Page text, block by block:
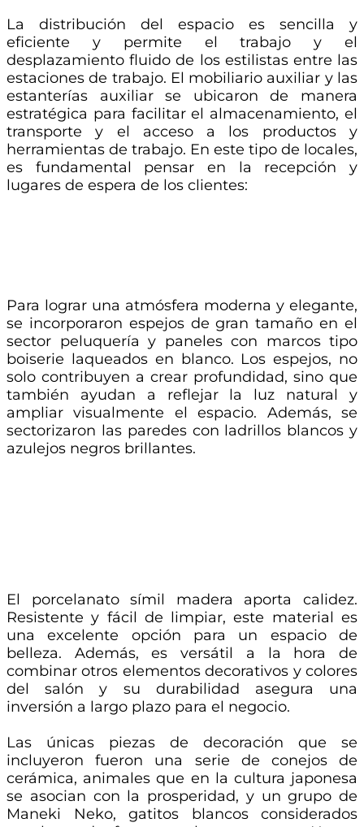
La distribución del espacio es sencilla y
eficiente y permite el trabajo y el
desplazamiento fluido de los estilistas entre las
estaciones de trabajo. El mobiliario auxiliar y las
estanterías auxiliar se ubicaron de manera
estratégica para facilitar el almacenamiento, el
transporte y el acceso a los productos y
herramientas de trabajo. En este tipo de locales,
es fundamental pensar en la recepción y
lugares de espera de los clientes:
Para lograr una atmósfera moderna y elegante,
se incorporaron espejos de gran tamaño en el
sector peluquería y paneles con marcos tipo
boiserie laqueados en blanco. Los espejos, no
solo contribuyen a crear profundidad, sino que
también ayudan a reflejar la luz natural y
ampliar visualmente el espacio. Además, se
sectorizaron las paredes con ladrillos blancos y
azulejos negros brillantes.
El porcelanato símil madera aporta calidez.
Resistente y fácil de limpiar, este material es
una excelente opción para un espacio de
belleza. Además, es versátil a la hora de
combinar otros elementos decorativos y colores
del salón y su durabilidad asegura una
inversión a largo plazo para el negocio.
Las únicas piezas de decoración que se
incluyeron fueron una serie de conejos de
cerámica, animales que en la cultura japonesa
se asocian con la prosperidad, y un grupo de
Maneki Neko, gatitos blancos considerados